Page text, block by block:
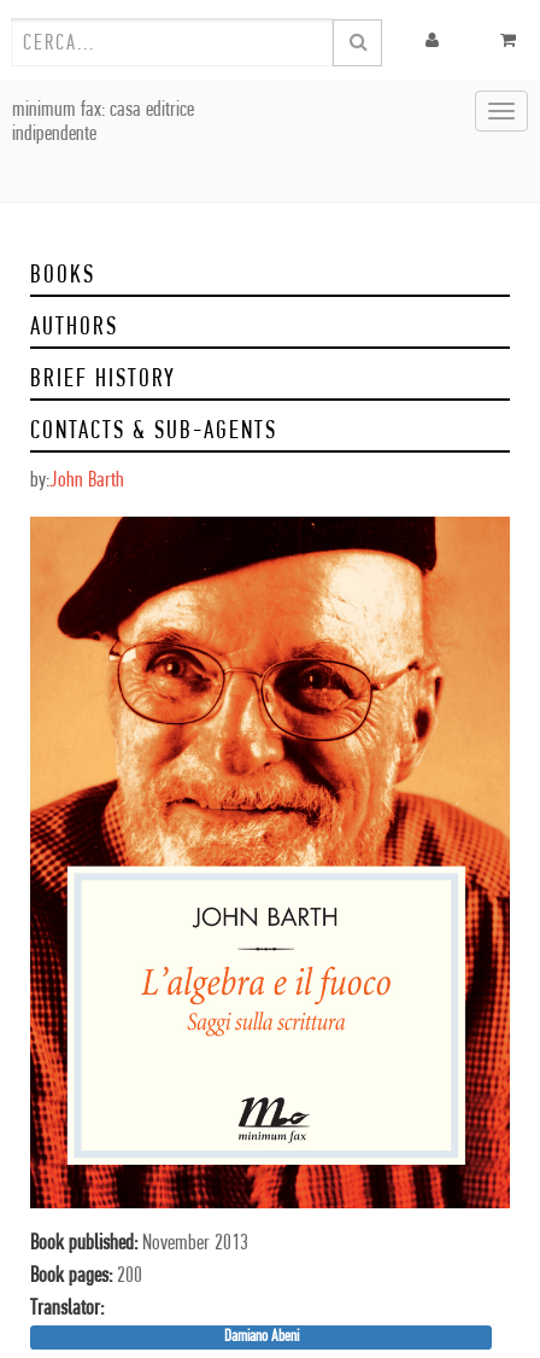
minimum fax: casa editrice
indipendente
BOOKS
AUTHORS
BRIEF HISTORY
CONTACTS & SUB-AGENTS
by:John Barth
Book published: November 2013
Book pages: 200
Translator:
Damiano Abeni